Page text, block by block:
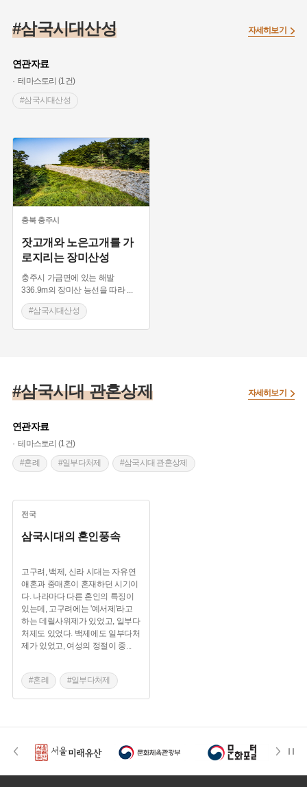
#삼국시대산성
연관자료
테마스토리 (1건)
#삼국시대산성
자세히보기
충북 충주시
잣고개와 노은고개를 가
로지리는 장미산성
충주시 가금면에 있는 해발
336.9m의 장미산 능선을 따라 ...
#삼국시대산성
#삼국시대 관혼상제
연관자료
테마스토리 (1건)
#혼례
#일부다처제 #삼국시대 관혼상제
자세히보기
전국
삼국시대의 혼인풍속
고구려, 백제, 신라 시대는 자유연
애혼과 중매혼이 혼재하던 시기이
다. 나라마다 다른 혼인의 특징이
있는데, 고구려에는 '예서제'라고
하는 데릴사위제가 있었고, 일부다
처제도 있었다. 백제에도 일부다처
제가 있었고, 여성의 정절이 중...
#혼례 #일부다처제
#삼국시대 관혼상제